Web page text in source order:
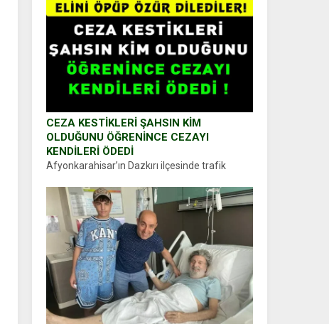
CEZA KESTİKLERİ ŞAHSIN KİM
OLDUĞUNU ÖĞRENİNCE CEZAYI
KENDİLERİ ÖDEDİ
Afyonkarahisar’ın Dazkırı ilçesinde trafik
durdurdukları bir otomobilin sürücüsünden
ehliyet ve ruhsat sorup belgelerini istedi.
Sürücü Abdurrahman Ö.nün verdiği evraklarda
eksik olduğunu...